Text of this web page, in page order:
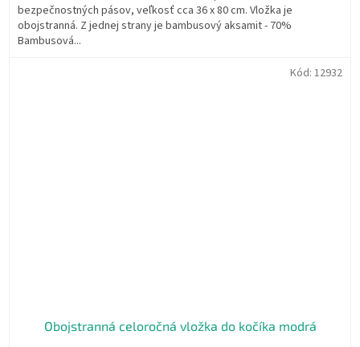
bezpečnostných pásov, veľkosť cca 36 x 80 cm. Vložka je
obojstranná. Z jednej strany je bambusový aksamit - 70%
Bambusová...
Obojstranná celoročná vložka do kočíka modrá
Kód: 12932